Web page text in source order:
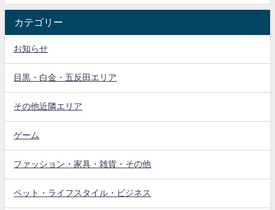
カテゴリー
お知らせ
目黒・白金・五反田エリア
その他近隣エリア
ゲーム
ファッション・家具・雑貨・その他
ペット・ライフスタイル・ビジネス